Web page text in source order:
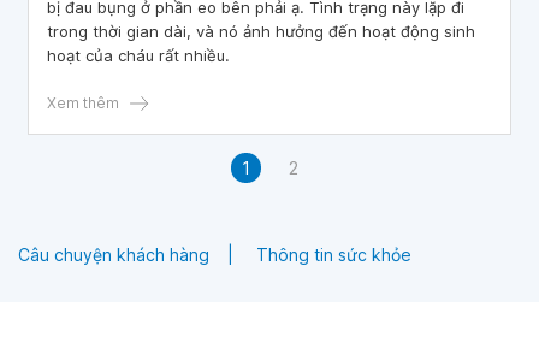
bị đau bụng ở phần eo bên phải ạ. Tình trạng này lặp đi
trong thời gian dài, và nó ảnh hưởng đến hoạt động sinh
hoạt của cháu rất nhiều.
Xem thêm
1 2
Câu chuyện khách hàng Thông tin sức khỏe